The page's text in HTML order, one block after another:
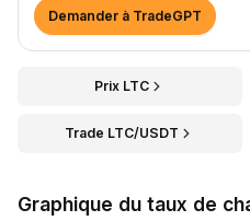
Demander à TradeGPT
Prix LTC
Trade LTC/USDT
Graphique du taux de